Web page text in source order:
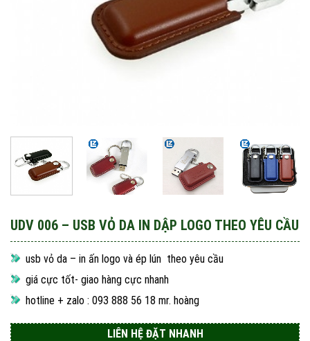
UDV 006 – USB VỎ DA IN DẬP LOGO THEO YÊU CẦU
usb vỏ da – in ấn logo và ép lún theo yêu cầu
giá cực tốt- giao hàng cực nhanh
hotline + zalo : 093 888 56 18 mr. hoàng
LIÊN HỆ ĐẶT NHANH